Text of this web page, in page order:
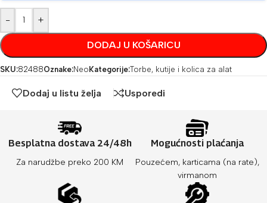
- +
DODAJ U KOŠARICU
SKU:82488Oznake:Neo Kategorije:Torbe, kutije i kolica za alat
Dodaj u listu želja Usporedi
Besplatna dostava 24/48h
Za narudžbe preko 200 KM
Mogućnosti plaćanja
Pouzećem, karticama (na rate),
virmanom